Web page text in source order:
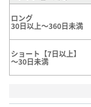
ロング
30日以上～360日未満
ショート【7日以上】
～30日未満